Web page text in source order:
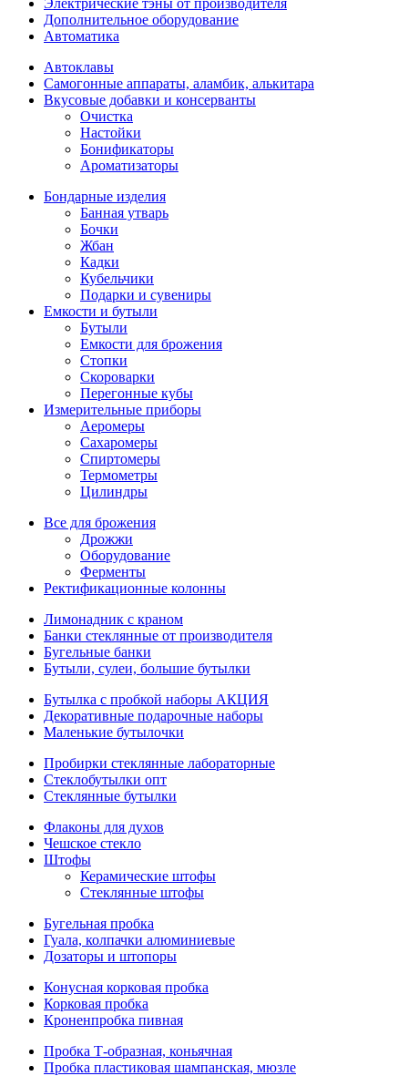
Электрические тэны от производителя
Дополнительное оборудование
Автоматика
Автоклавы
Самогонные аппараты, аламбик, алькитара
Вкусовые добавки и консерванты
Очистка
Настойки
Бонификаторы
Ароматизаторы
Бондарные изделия
Банная утварь
Бочки
Жбан
Кадки
Кубельчики
Подарки и сувениры
Емкости и бутыли
Бутыли
Емкости для брожения
Стопки
Скороварки
Перегонные кубы
Измерительные приборы
Аеромеры
Сахаромеры
Спиртомеры
Термометры
Цилиндры
Все для брожения
Дрожжи
Оборудование
Ферменты
Ректификационные колонны
Лимонадник с краном
Банки стеклянные от производителя
Бугельные банки
Бутыли, сулеи, большие бутылки
Бутылка с пробкой наборы АКЦИЯ
Декоративные подарочные наборы
Маленькие бутылочки
Пробирки стеклянные лабораторные
Стеклобутылки опт
Стеклянные бутылки
Флаконы для духов
Чешское стекло
Штофы
Керамические штофы
Стеклянные штофы
Бугельная пробка
Гуала, колпачки алюминиевые
Дозаторы и штопоры
Конусная корковая пробка
Корковая пробка
Кроненпробка пивная
Пробка Т-образная, коньячная
Пробка пластиковая шампанская, мюзле